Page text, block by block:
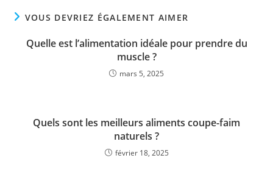
VOUS DEVRIEZ ÉGALEMENT AIMER
Quelle est l’alimentation idéale pour prendre du
muscle ?
mars 5, 2025
Quels sont les meilleurs aliments coupe-faim
naturels ?
février 18, 2025